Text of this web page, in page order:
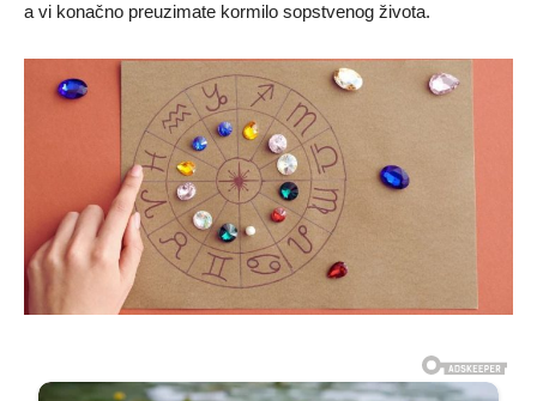
a vi konačno preuzimate kormilo sopstvenog života.